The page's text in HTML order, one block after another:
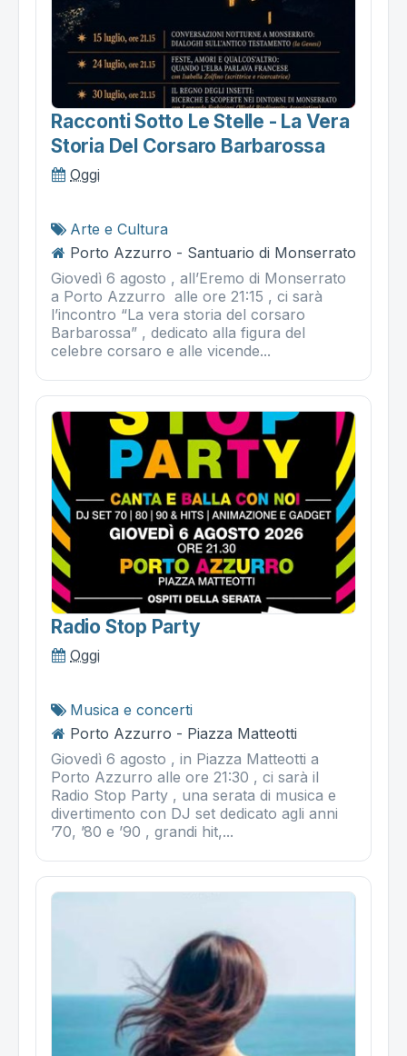
Racconti Sotto Le Stelle - La Vera
Storia Del Corsaro Barbarossa
Oggi
Arte e Cultura
Porto Azzurro - Santuario di Monserrato
Giovedì 6 agosto , all’Eremo di Monserrato
a Porto Azzurro alle ore 21:15 , ci sarà
l’incontro “La vera storia del corsaro
Barbarossa” , dedicato alla figura del
celebre corsaro e alle vicende...
Radio Stop Party
Oggi
Musica e concerti
Porto Azzurro - Piazza Matteotti
Giovedì 6 agosto , in Piazza Matteotti a
Porto Azzurro alle ore 21:30 , ci sarà il
Radio Stop Party , una serata di musica e
divertimento con DJ set dedicato agli anni
’70, ’80 e ’90 , grandi hit,...